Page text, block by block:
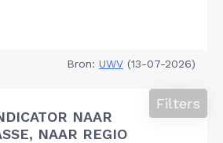
Bron: UWV (13-07-2026)
NAAR
NAAR REGIO
Filters